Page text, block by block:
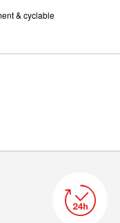
& cyclable